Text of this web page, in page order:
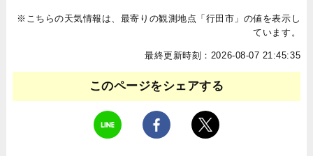
※こちらの天気情報は、最寄りの観測地点「行田市」の値を表示し
ています。
最終更新時刻：2026-08-07 21:45:35
このページをシェアする